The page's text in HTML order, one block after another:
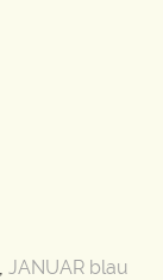
JANUAR blau